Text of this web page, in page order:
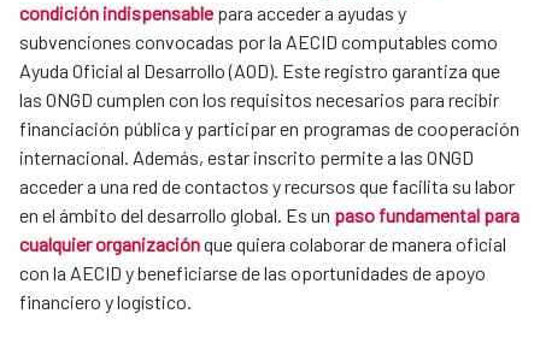
condición indispensable para acceder a ayudas y
subvenciones convocadas por la AECID computables como
Ayuda Oficial al Desarrollo (AOD). Este registro garantiza que
las ONGD cumplen con los requisitos necesarios para recibir
financiación pública y participar en programas de cooperación
internacional. Además, estar inscrito permite a las ONGD
acceder a una red de contactos y recursos que facilita su labor
en el ámbito del desarrollo global. Es un paso fundamental para
cualquier organizaciónque quiera colaborar de manera oficial
con la AECID y beneficiarse de las oportunidades de apoyo
financiero y logístico.